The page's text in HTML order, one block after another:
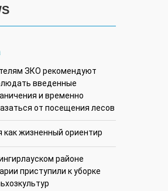
ЗКО рекомендуют
введенные
и временно
от посещения лесов
как жизненный ориентир
районе
приступили к уборке